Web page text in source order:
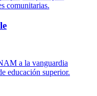
comunitarias.
a la vanguardia
educación superior.